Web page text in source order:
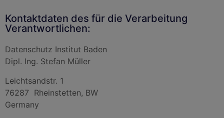
Kontaktdaten des für die Verarbeitung
Verantwortlichen:
Datenschutz Institut Baden
Dipl. Ing. Stefan Müller
Leichtsandstr. 1
76287 Rheinstetten, BW
Germany